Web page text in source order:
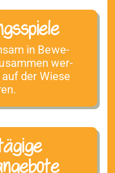
in Bewe­
wer­
der Wiese